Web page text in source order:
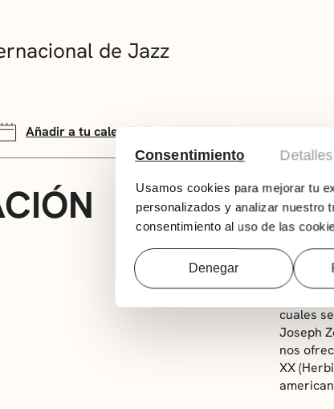
Consentimiento Detalles
Usamos cookies para mejorar tu
personalizados y analizar nuestro
consentimiento al uso de las
Denegar
de Jazz
Añadir a tu calendario
fruto
como
Víctor
cuales
Joseph
nos
XX